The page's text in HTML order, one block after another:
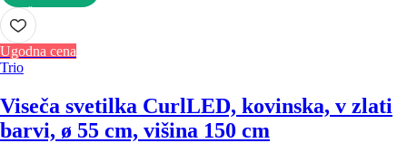
V KOŠARICO
Ugodna cena
Trio
Viseča svetilka CurlLED, kovinska, v zlati
barvi, ø 55 cm, višina 150 cm